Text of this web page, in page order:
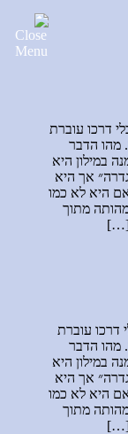
דרכו עוברת
מהו הדבר
במילון היא
אך היא
היא לא כמו
מתוך
[…]
דרכו עוברת
מהו הדבר
במילון היא
אך היא
היא לא כמו
מתוך
[…]